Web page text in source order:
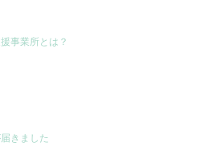
事業所とは？
きました